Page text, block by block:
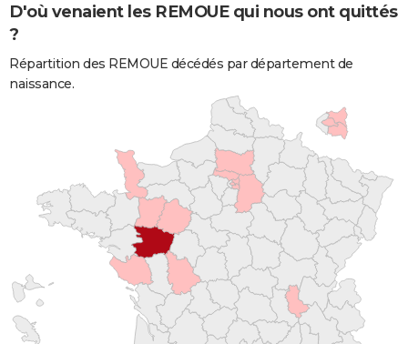
D'où venaient les REMOUE qui nous ont quittés
?
Répartition des REMOUE décédés par département de
naissance.